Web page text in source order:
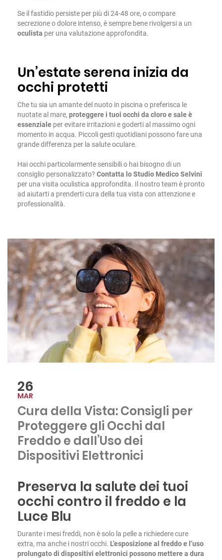
Se il fastidio persiste per più di 24-48 ore, o compare
secrezione o dolore intenso, è sempre bene rivolgersi a un
oculista per una valutazione approfondita.
Un’estate serena inizia da
occhi protetti
Che tu sia un amante del nuoto in piscina o preferisca le
nuotate al mare, proteggere i tuoi occhi da cloro e sale è
essenziale per evitare irritazioni e goderti al massimo ogni
momento in acqua. Piccoli gesti quotidiani possono fare una
grande differenza per la salute oculare.
Hai occhi particolarmente sensibili o hai bisogno di un
consiglio personalizzato? Contatta lo Studio Medico Selvini
per una visita oculistica approfondita. Il nostro team è pronto
ad aiutarti a prenderti cura della tua vista con attenzione e
professionalità.
26
MAR
Cura della Vista: Consigli per
Proteggere gli Occhi dal
Freddo e dall’Uso dei
Dispositivi Elettronici
Preserva la salute dei tuoi
occhi contro il freddo e la
Luce Blu
Durante i mesi freddi, non è solo la pelle a richiedere cure
extra, ma anche i nostri occhi. L’esposizione al freddo e l’uso
prolungato di dispositivi elettronici possono mettere a dura